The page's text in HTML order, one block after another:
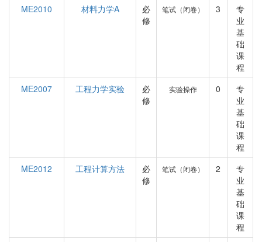
ME2010 材料力学A
必
修
笔试（闭卷） 3
专
业
基
础
课
程
ME2007
工程力学实验
必
修
实验操作 0
专
业
基
础
课
程
ME2012
工程计算方法
必
修
笔试（闭卷） 2
专
业
基
础
课
程